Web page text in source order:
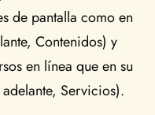
de pantalla como en
Contenidos) y
en línea que en su
Servicios).